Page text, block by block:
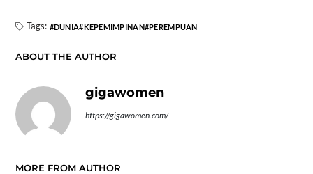
Tags: DUNIA KEPEMIMPINAN PEREMPUAN
ABOUT THE AUTHOR
gigawomen
https://gigawomen.com/
MORE FROM AUTHOR